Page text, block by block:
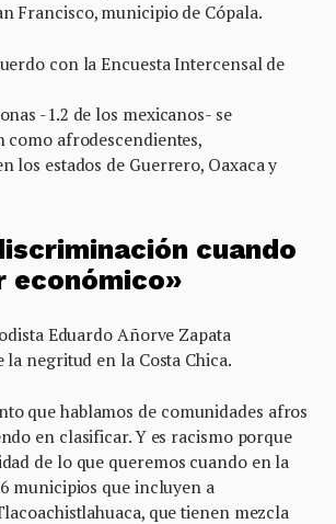
Francisco, municipio de Cópala.
con la Encuesta Intercensal de
-1.2 de los mexicanos- se
afrodescendientes,
los estados de Guerrero, Oaxaca y
cuando
económico»
Eduardo Añorve Zapata
negritud en la Costa Chica.
que hablamos de comunidades afros
en clasificar. Y es racismo porque
de lo que queremos cuando en la
municipios que incluyen a
que tienen mezcla